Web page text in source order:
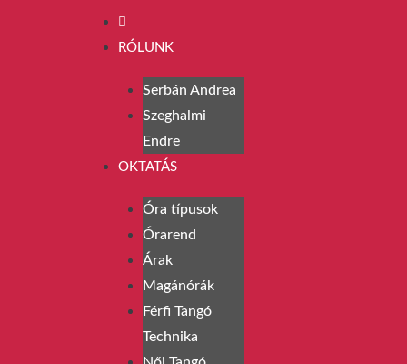
RÓLUNK
Serbán Andrea
Szeghalmi
Endre
OKTATÁS
Óra típusok
Órarend
Árak
Magánórák
Férfi Tangó
Technika